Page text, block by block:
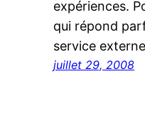
expériences.
qui répond
service
juillet 29, 2008